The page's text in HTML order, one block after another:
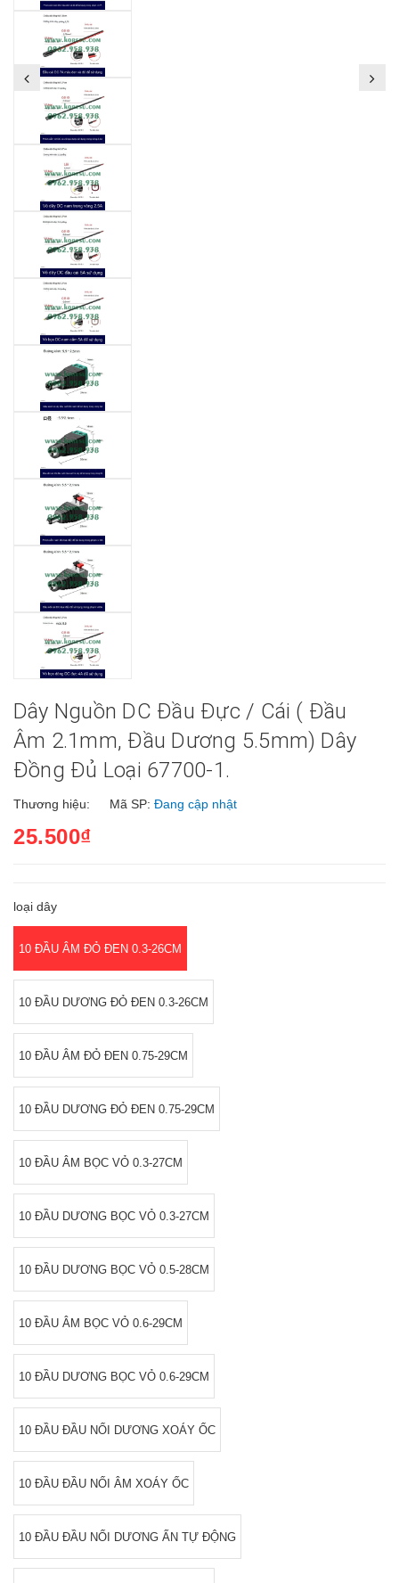
Dây Nguồn DC Đầu Đực / Cái ( Đầu
Âm 2.1mm, Đầu Dương 5.5mm) Dây
Đồng Đủ Loại 67700-1.
Thương hiệu: Mã SP: Đang cập nhật
25.500₫
loại dây
10 ĐẦU ÂM ĐỎ ĐEN 0.3-26CM
10 ĐẦU DƯƠNG ĐỎ ĐEN 0.3-26CM
10 ĐẦU ÂM ĐỎ ĐEN 0.75-29CM
10 ĐẦU DƯƠNG ĐỎ ĐEN 0.75-29CM
10 ĐẦU ÂM BỌC VỎ 0.3-27CM
10 ĐẦU DƯƠNG BỌC VỎ 0.3-27CM
10 ĐẦU DƯƠNG BỌC VỎ 0.5-28CM
10 ĐẦU ÂM BỌC VỎ 0.6-29CM
10 ĐẦU DƯƠNG BỌC VỎ 0.6-29CM
10 ĐẦU ĐẦU NỐI DƯƠNG XOÁY ỐC
10 ĐẦU ĐẦU NỐI ÂM XOÁY ỐC
10 ĐẦU ĐẦU NỐI DƯƠNG ẤN TỰ ĐỘNG